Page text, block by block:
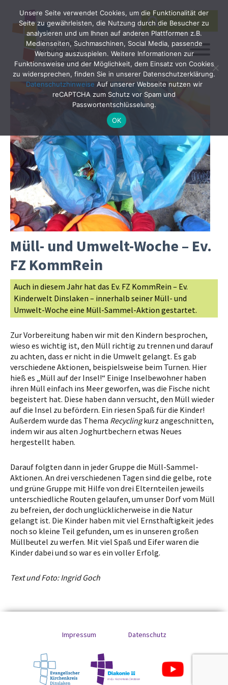
Search
for:
SEARCH
Müll- und Umwelt-Woche – Ev.
FZ KommRein
Auch in diesem Jahr hat das Ev. FZ KommRein – Ev.
Kinderwelt Dinslaken – innerhalb seiner Müll- und
Umwelt-Woche eine Müll-Sammel-Aktion gestartet.
Zur Vorbereitung haben wir mit den Kindern besprochen,
wieso es wichtig ist, den Müll richtig zu trennen und darauf
zu achten, dass er nicht in die Umwelt gelangt. Es gab
verschiedene Aktionen, beispielsweise beim Turnen. Hier
hieß es „Müll auf der Insel!“ Einige Inselbewohner haben
ihren Müll einfach ins Meer geworfen, was die Fische nicht
begeistert hat. Diese haben dann versucht, den Müll wieder
auf die Insel zu befördern. Ein riesen Spaß für die Kinder!
Außerdem wurde das Thema Recyclingkurz angeschnitten,
indem wir aus alten Joghurtbechern etwas Neues
hergestellt haben.
Darauf folgten dann in jeder Gruppe die Müll-Sammel-
Aktionen. An drei verschiedenen Tagen sind die gelbe, rote
und grüne Gruppe mit Hilfe von drei Elternteilen jeweils
unterschiedliche Routen gelaufen, um unser Dorf vom Müll
zu befreien, der doch unglücklicherweise in die Natur
gelangt ist. Die Kinder haben mit viel Ernsthaftigkeit jedes
noch so kleine Teil gefunden, um es in unseren großen
Müllbeutel zu werfen. Mit viel Spaß und Eifer waren die
Kinder dabei und so war es ein voller Erfolg.
Text und Foto: Ingrid Goch
Impressum Datenschutz
Unsere Seite verwendet Cookies, um die Funktionalität der
Seite zu gewährleisten, die Nutzung durch die Besucher zu
analysieren und um Ihnen auf anderen Plattformen z.B.
Medienseiten, Suchmaschinen, Social Media, passende
Werbung auszuspielen. Weitere Informationen zur
Funktionsweise und der Möglichkeit, dem Einsatz von Cookies
zu widersprechen, finden Sie in unserer Datenschutzerklärung.
Datenschutzhinweise Auf unserer Webseite nutzen wir
reCAPTCHA zum Schutz vor Spam und
Passwortentschlüsselung.
OK